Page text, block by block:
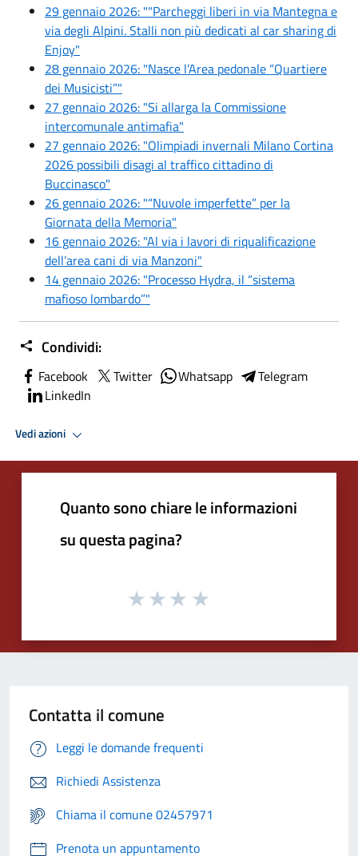
29 gennaio 2026: ""Parcheggi liberi in via Mantegna e
via degli Alpini. Stalli non più dedicati al car sharing di
Enjoy"
28 gennaio 2026: "Nasce l’Area pedonale “Quartiere
dei Musicisti”"
27 gennaio 2026: "Si allarga la Commissione
intercomunale antimafia"
27 gennaio 2026: "Olimpiadi invernali Milano Cortina
2026 possibili disagi al traffico cittadino di
Buccinasco"
26 gennaio 2026: "“Nuvole imperfette” per la
Giornata della Memoria"
16 gennaio 2026: "Al via i lavori di riqualificazione
dell’area cani di via Manzoni"
14 gennaio 2026: "Processo Hydra, il “sistema
mafioso lombardo”"
Condividi:
Facebook Twitter Whatsapp
Telegram
LinkedIn
Vedi azioni
Quanto sono chiare le informazioni
su questa pagina?
Contatta il comune
Leggi le domande frequenti
Richiedi Assistenza
Chiama il comune 02457971
Prenota un appuntamento